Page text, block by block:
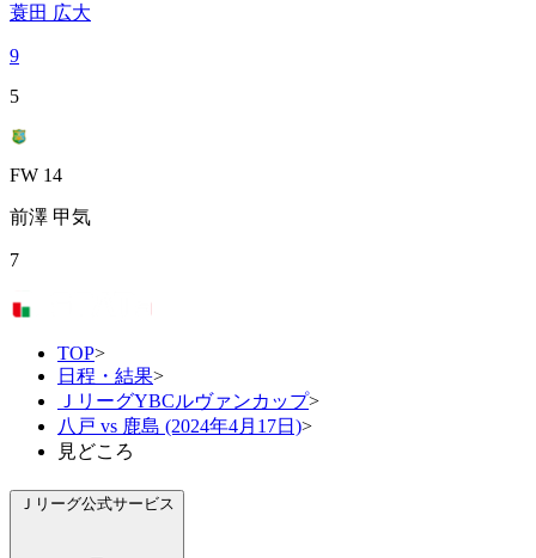
蓑田 広大
9
5
FW 14
前澤 甲気
7
TOP>
日程・結果>
ＪリーグYBCルヴァンカップ>
八戸 vs 鹿島 (2024年4月17日)>
見どころ
Ｊリーグ公式サービス